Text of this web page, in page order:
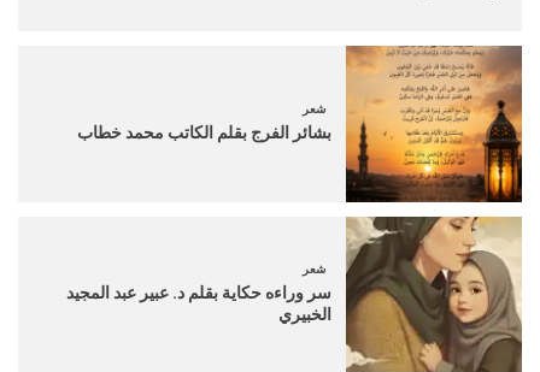
شعر
بشائر الفرج بقلم الكاتب محمد خطاب
شعر
سر وراءه حكاية بقلم د. عبير عبد المجيد
الخبيري